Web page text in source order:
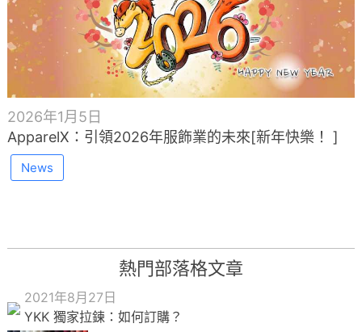
2026年1月5日
ApparelX：引領2026年服飾業的未來[新年快樂！ ]
News
熱門部落格文章
2021年8月27日
YKK 獨家拉鍊：如何訂購？